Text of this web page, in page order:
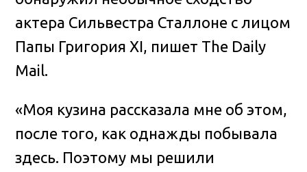
актера Сильвестра Сталлоне с лицом
Папы Григория XI, пишет The Daily
Mail.
«Моя кузина рассказала мне об этом,
после того, как однажды побывала
здесь. Поэтому мы решили